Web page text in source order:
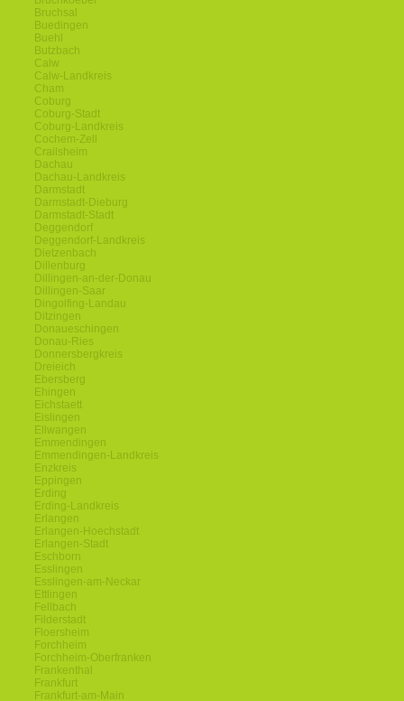
Bruchsal
Buedingen
Buehl
Butzbach
Calw
Calw-Landkreis
Cham
Coburg
Coburg-Stadt
Coburg-Landkreis
Cochem-Zell
Crailsheim
Dachau
Dachau-Landkreis
Darmstadt
Darmstadt-Dieburg
Darmstadt-Stadt
Deggendorf
Deggendorf-Landkreis
Dietzenbach
Dillenburg
Dillingen-an-der-Donau
Dillingen-Saar
Dingolfing-Landau
Ditzingen
Donaueschingen
Donau-Ries
Donnersbergkreis
Dreieich
Ebersberg
Ehingen
Eichstaett
Eislingen
Ellwangen
Emmendingen
Emmendingen-Landkreis
Enzkreis
Eppingen
Erding
Erding-Landkreis
Erlangen
Erlangen-Hoechstadt
Erlangen-Stadt
Eschborn
Esslingen
Esslingen-am-Neckar
Ettlingen
Fellbach
Filderstadt
Floersheim
Forchheim
Forchheim-Oberfranken
Frankenthal
Frankfurt
Frankfurt-am-Main